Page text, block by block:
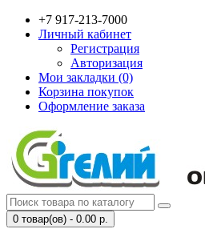
+7 917-213-7000
Личный кабинет
Регистрация
Авторизация
Мои закладки (0)
Корзина покупок
Оформление заказа
0 товар(ов) - 0.00 р.